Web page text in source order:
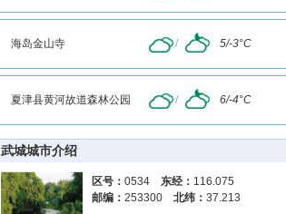
海岛金山寺 / 5/-3°C
夏津县黄河故道森林公园 / 6/-4°C
武城城市介绍
区号： 0534 东经： 116.075
邮编： 253300 北纬： 37.213